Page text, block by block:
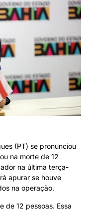
(PT) se pronunciou
na morte de 12
na última terça-
apurar se houve
na operação.
de 12 pessoas. Essa